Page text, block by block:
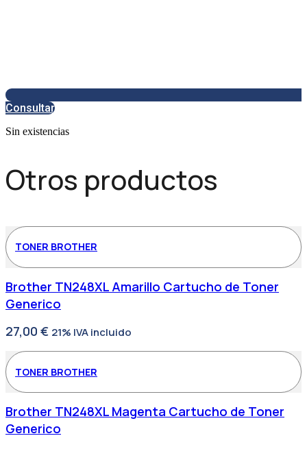
Consultar
Sin existencias
Otros productos
TONER BROTHER
Brother TN248XL Amarillo Cartucho de Toner
Generico
27,00 € 21% IVA incluido
TONER BROTHER
Brother TN248XL Magenta Cartucho de Toner
Generico